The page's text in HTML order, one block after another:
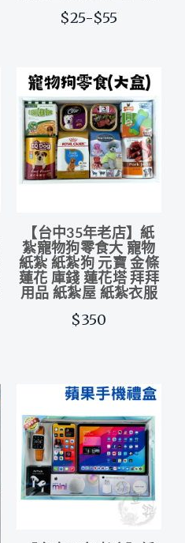
$25-$55
【台中35年老店】紙
紮寵物狗零食大 寵物
紙紮 紙紮狗 元寶 金條
蓮花 庫錢 蓮花塔 拜拜
用品 紙紮屋 紙紮衣服
$350